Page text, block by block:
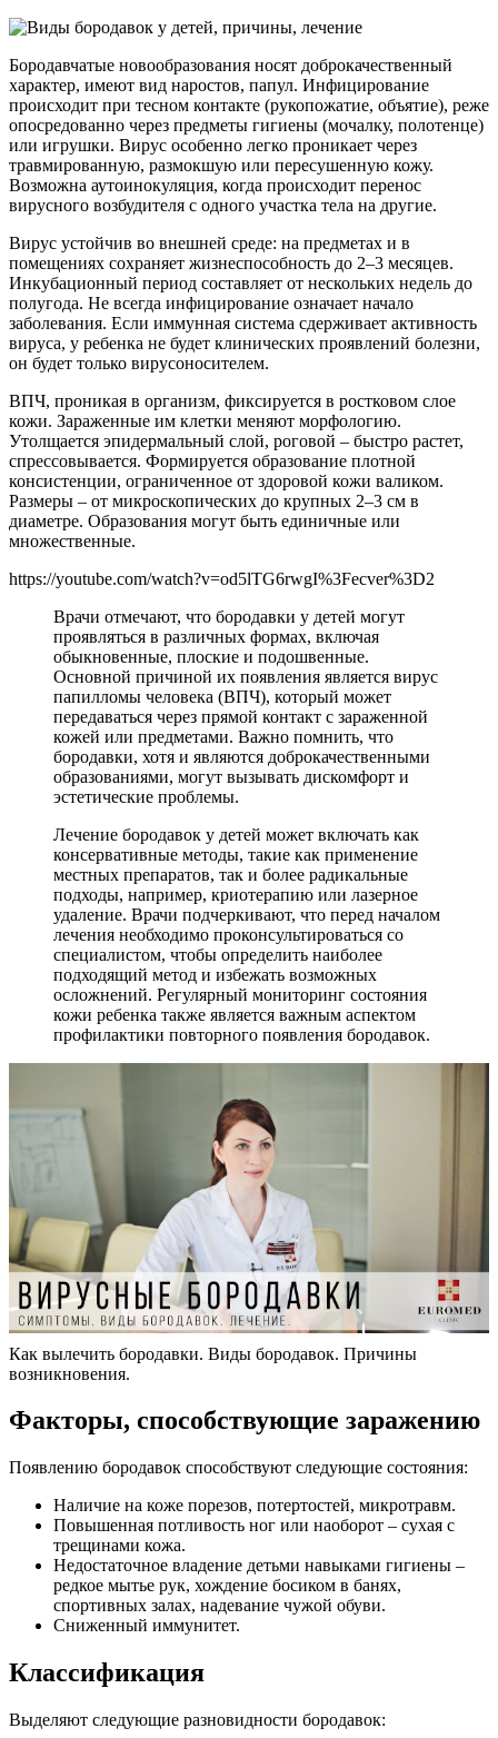
Бородавчатые новообразования носят доброкачественный
характер, имеют вид наростов, папул. Инфицирование
происходит при тесном контакте (рукопожатие, объятие), реже
опосредованно через предметы гигиены (мочалку, полотенце)
или игрушки. Вирус особенно легко проникает через
травмированную, размокшую или пересушенную кожу.
Возможна аутоинокуляция, когда происходит перенос
вирусного возбудителя с одного участка тела на другие.
Вирус устойчив во внешней среде: на предметах и в
помещениях сохраняет жизнеспособность до 2–3 месяцев.
Инкубационный период составляет от нескольких недель до
полугода. Не всегда инфицирование означает начало
заболевания. Если иммунная система сдерживает активность
вируса, у ребенка не будет клинических проявлений болезни,
он будет только вирусоносителем.
ВПЧ, проникая в организм, фиксируется в ростковом слое
кожи. Зараженные им клетки меняют морфологию.
Утолщается эпидермальный слой, роговой – быстро растет,
спрессовывается. Формируется образование плотной
консистенции, ограниченное от здоровой кожи валиком.
Размеры – от микроскопических до крупных 2–3 см в
диаметре. Образования могут быть единичные или
множественные.
https://youtube.com/watch?v=od5lTG6rwgI%3Fecver%3D2
Врачи отмечают, что бородавки у детей могут
проявляться в различных формах, включая
обыкновенные, плоские и подошвенные.
Основной причиной их появления является вирус
папилломы человека (ВПЧ), который может
передаваться через прямой контакт с зараженной
кожей или предметами. Важно помнить, что
бородавки, хотя и являются доброкачественными
образованиями, могут вызывать дискомфорт и
эстетические проблемы.
Лечение бородавок у детей может включать как
консервативные методы, такие как применение
местных препаратов, так и более радикальные
подходы, например, криотерапию или лазерное
удаление. Врачи подчеркивают, что перед началом
лечения необходимо проконсультироваться со
специалистом, чтобы определить наиболее
подходящий метод и избежать возможных
осложнений. Регулярный мониторинг состояния
кожи ребенка также является важным аспектом
профилактики повторного появления бородавок.
Как вылечить бородавки. Виды бородавок. Причины
возникновения.
Факторы, способствующие заражению
Появлению бородавок способствуют следующие состояния:
Наличие на коже порезов, потертостей, микротравм.
Повышенная потливость ног или наоборот – сухая с
трещинами кожа.
Недостаточное владение детьми навыками гигиены –
редкое мытье рук, хождение босиком в банях,
спортивных залах, надевание чужой обуви.
Сниженный иммунитет.
Классификация
Выделяют следующие разновидности бородавок: